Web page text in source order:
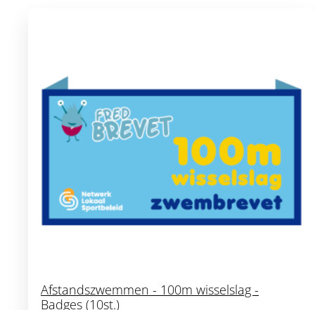
Afstandszwemmen - 100m wisselslag -
Badges (10st.)